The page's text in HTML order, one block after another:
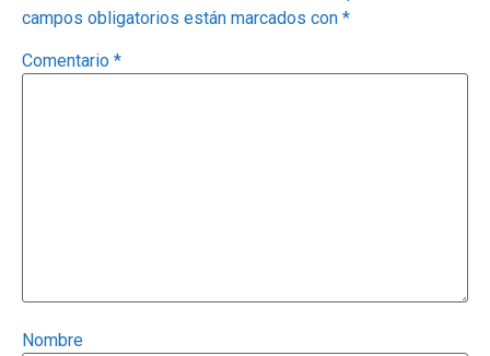
campos obligatorios están marcados con *
Comentario *
Nombre